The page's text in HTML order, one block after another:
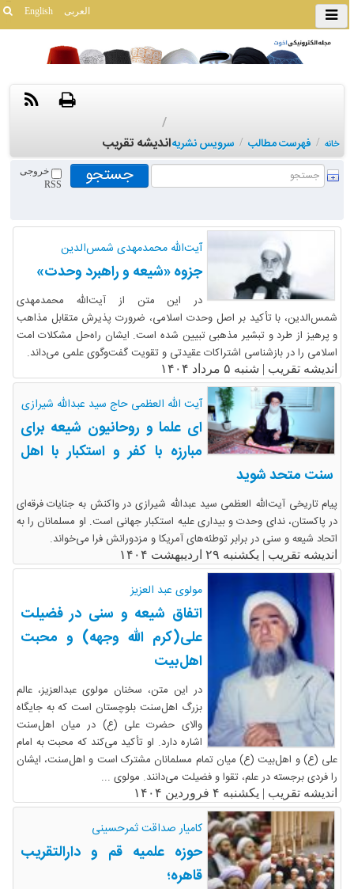
English العربی
خانه / فهرست مطالب / سرویس نشریه
/
اندیشه تقریب
خروجی
RSS
آیت‌الله محمدمهدی شمس‌الدین
جزوه «شیعه و راهبرد وحدت»
در این متن از آیت‌الله محمدمهدی
شمس‌الدین، با تأکید بر اصل وحدت اسلامی، ضرورت پذیرش متقابل مذاهب
و پرهیز از طرد و تبشیر مذهبی تبیین شده است. ایشان راه‌حل مشکلات امت
اسلامی را در بازشناسی اشتراکات عقیدتی و تقویت گفت‌وگوی علمی می‌داند.
اندیشه تقریب | شنبه ۵ مرداد ۱۴۰۴
آیت الله العظمی حاج سید عبدالله شیرازی
ای علما و روحانیون شیعه برای
مبارزه با کفر و استکبار با اهل
سنت متحد شوید
پیام تاریخی آیت‌الله العظمی سید عبدالله شیرازی در واکنش به جنایات فرقه‌ای
در پاکستان، ندای وحدت و بیداری علیه استکبار جهانی است. او مسلمانان را به
اتحاد شیعه و سنی در برابر توطئه‌های آمریکا و مزدورانش فرا می‌خواند.
اندیشه تقریب | یکشنبه ۲۹ اردیبهشت ۱۴۰۴
مولوی عبد العزیز
اتفاق شیعه و سنی در فضیلت
على(کرم الله وجهه) و محبت
اهل‌بیت
در این متن، سخنان مولوی عبدالعزیز، عالم
بزرگ اهل‌سنت بلوچستان است که به جایگاه
والای حضرت علی (ع) در میان اهل‌سنت
اشاره دارد. او تأکید می‌کند که محبت به امام
علی (ع) و اهل‌بیت (ع) میان تمام مسلمانان مشترک است و اهل‌سنت، ایشان
را فردی برجسته در علم، تقوا و فضیلت می‌دانند. مولوی ...
اندیشه تقریب | یکشنبه ۴ فروردین ۱۴۰۴
کامیار صداقت ثمرحسینی
حوزه علمیه قم و دارالتقریب
قاهره؛